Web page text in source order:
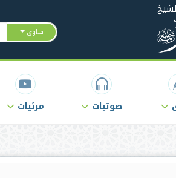
فتاوى
صوتيات مرئيات